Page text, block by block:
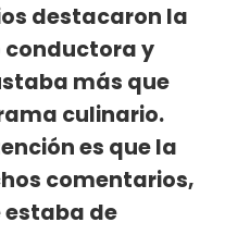
destacaron la
conductora y
más que
culinario.
es que la
comentarios,
estaba de